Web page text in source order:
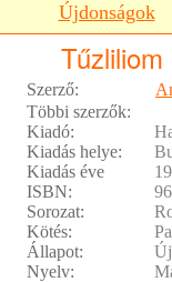
Újdonságok
Tűzliliom
Szerző:
Többi szerzők:
Kiadó:
Kiadás helye:
Kiadás éve
ISBN:
Sorozat:
Kötés:
Állapot:
Nyelv: